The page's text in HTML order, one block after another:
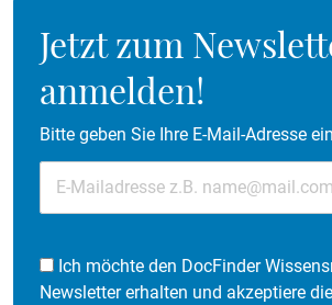
Jetzt zum
anmelden!
Bitte geben Sie Ihre E-Mail-Adresse
Ich möchte den DocFinder
Newsletter erhalten und akzeptiere die